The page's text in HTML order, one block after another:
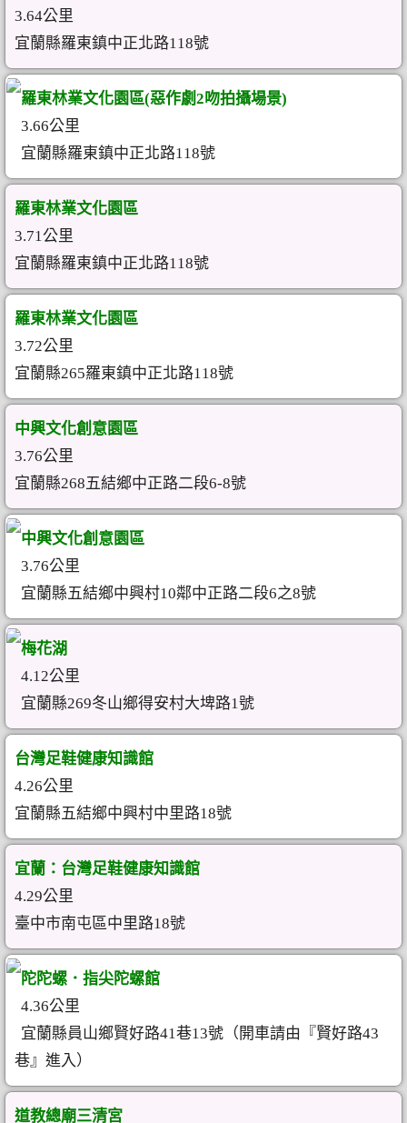
3.64公里
宜蘭縣羅東鎮中正北路118號
羅東林業文化園區(惡作劇2吻拍攝場景)
3.66公里
宜蘭縣羅東鎮中正北路118號
羅東林業文化園區
3.71公里
宜蘭縣羅東鎮中正北路118號
羅東林業文化園區
3.72公里
宜蘭縣265羅東鎮中正北路118號
中興文化創意園區
3.76公里
宜蘭縣268五結鄉中正路二段6-8號
中興文化創意園區
3.76公里
宜蘭縣五結鄉中興村10鄰中正路二段6之8號
梅花湖
4.12公里
宜蘭縣269冬山鄉得安村大埤路1號
台灣足鞋健康知識館
4.26公里
宜蘭縣五結鄉中興村中里路18號
宜蘭：台灣足鞋健康知識館
4.29公里
臺中市南屯區中里路18號
陀陀螺．指尖陀螺館
4.36公里
宜蘭縣員山鄉賢好路41巷13號（開車請由『賢好路43
巷』進入）
道教總廟三清宮